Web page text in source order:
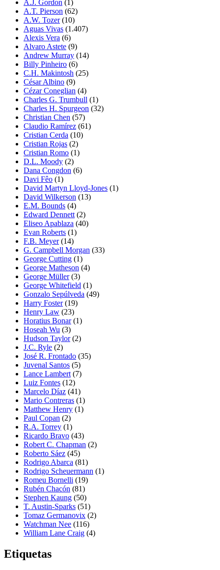
A.J. Gordon (1)
A.T. Pierson (62)
A.W. Tozer(10)
Aguas Vivas (1.407)
Alexis Vera (6)
Alvaro Astete (9)
Andrew Murray (14)
Billy Pinheiro (6)
C.H. Makintosh (25)
César Albino (9)
Cézar Coneglian (4)
Charles G. Trumbull (1)
Charles H. Spurgeon (32)
Christian Chen (57)
Claudio Ramírez (61)
Cristian Cerda (10)
Cristian Rojas (2)
Cristian Romo (1)
D.L. Moody (2)
Dana Congdon (6)
Davi Fêo (1)
David Martyn Lloyd-Jones (1)
David Wilkerson (13)
E.M. Bounds (4)
Edward Dennett(2)
Eliseo Apablaza (40)
Evan Roberts (1)
F.B. Meyer(14)
G. Campbell Morgan (33)
George Cutting (1)
George Matheson (4)
George Müller(3)
George Whitefield (1)
Gonzalo Sepúlveda (49)
Harry Foster(19)
Henry Law (23)
Horatius Bonar(1)
Hoseah Wu (3)
Hudson Taylor(2)
J.C. Ryle (2)
José R. Frontado (35)
Juvenal Santos (5)
Lance Lambert(7)
Luiz Fontes (12)
Marcelo Díaz (41)
Mario Contreras (1)
Matthew Henry (1)
Paul Copan (2)
R.A. Torrey (1)
Ricardo Bravo (43)
Robert C. Chapman (2)
Roberto Sáez (45)
Rodrigo Abarca (81)
Rodrigo Scheuermann (1)
Romeu Bornelli (19)
Rubén Chacón (81)
Stephen Kaung (50)
T. Austin-Sparks (51)
Tomaz Germanovix (2)
Watchman Nee (116)
William Lane Craig (4)
Etiquetas